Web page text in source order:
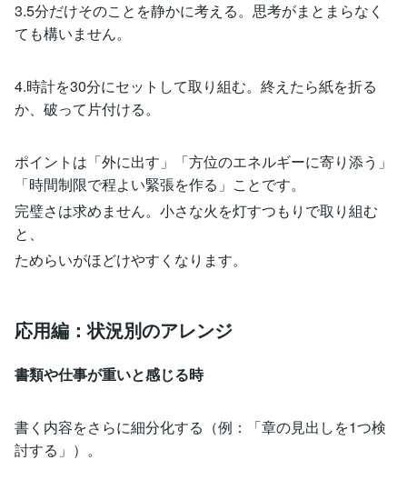
3.5分だけそのことを静かに考える。思考がまとまらなく
ても構いません。
4.時計を30分にセットして取り組む。終えたら紙を折る
か、破って片付ける。
ポイントは「外に出す」「方位のエネルギーに寄り添う」
「時間制限で程よい緊張を作る」ことです。
完璧さは求めません。小さな火を灯すつもりで取り組む
と、
ためらいがほどけやすくなります。
応用編：状況別のアレンジ
書類や仕事が重いと感じる時
書く内容をさらに細分化する（例：「章の見出しを1つ検
討する」）。